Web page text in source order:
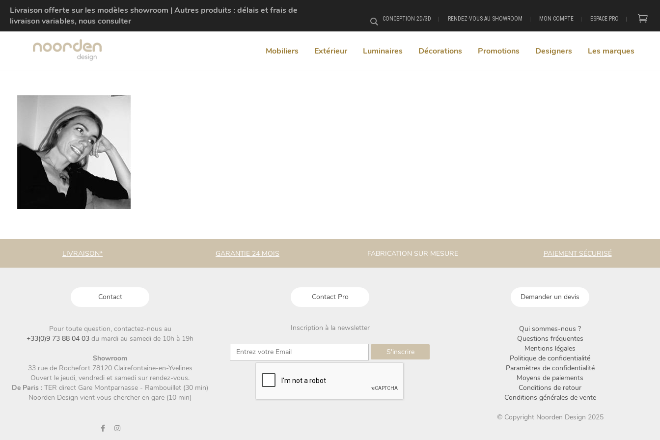
Livraison offerte sur les modèles showroom | Autres produits : délais et frais de
livraison variables, nous consulter
CONCEPTION 2D/3D RENDEZ-VOUS AU SHOWROOM MON COMPTE ESPACE PRO
Mobiliers Extérieur Luminaires Décorations Promotions Designers Les marques
Rechercher
LIVRAISON* GARANTIE 24 MOIS FABRICATION SUR MESURE PAIEMENT SÉCURISÉ
Contact Contact Pro Demander un devis
Pour toute question, contactez-nous au
+33(0)9 73 88 04 03 du mardi au samedi de 10h à 19h
Showroom
33 rue de Rochefort 78120 Clairefontaine-en-Yvelines
Ouvert le jeudi, vendredi et samedi sur rendez-vous.
De Paris : TER direct Gare Montparnasse - Rambouillet (30 min)
Noorden Design vient vous chercher en gare (10 min)
Inscription à la newsletter
Qui sommes-nous ?
Questions fréquentes
Mentions légales
Politique de confidentialité
Paramètres de confidentialité
Moyens de paiements
Conditions de retour
Conditions générales de vente
© Copyright Noorden Design 2025